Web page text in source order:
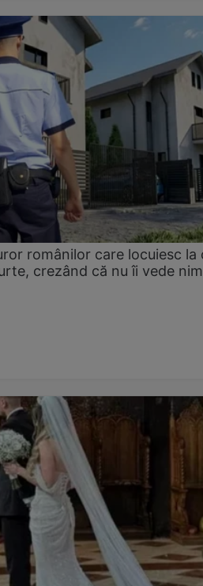
românilor care locuiesc la
crezând că nu îi vede